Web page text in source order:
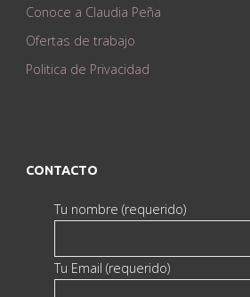
Conoce a Claudia Peña
Ofertas de trabajo
Politica de Privacidad
CONTACTO
Tu nombre (requerido)
Tu Email (requerido)